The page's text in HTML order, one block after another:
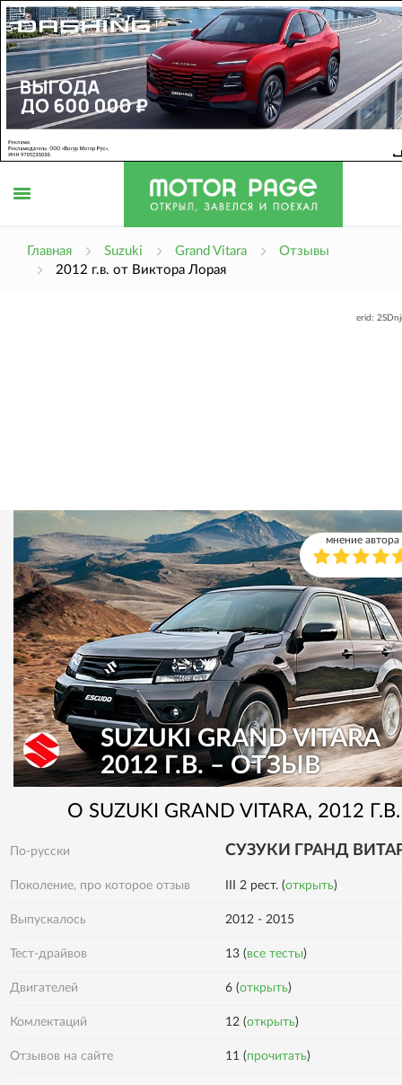
Главная Suzuki Grand Vitara
Отзывы
2012 г.в. от Виктора Лорая
erid:
SUZUKI GRAND VITARA
2012 Г.В. – ОТЗЫВ
мнение автора
О SUZUKI GRAND VITARA, 2012 Г.В.
По-русски СУЗУКИ ГРАНД
Поколение, про которое отзыв III 2 рест. (открыть)
Выпускалось 2012 - 2015
Тест-драйвов 13 (все тесты)
Двигателей 6 (открыть)
Комлектаций 12 (открыть)
Отзывов на сайте 11 (прочитать)